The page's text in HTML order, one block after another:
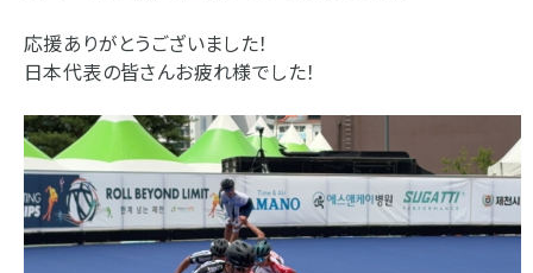
応援ありがとうございました！
日本代表の皆さんお疲れ様でした！